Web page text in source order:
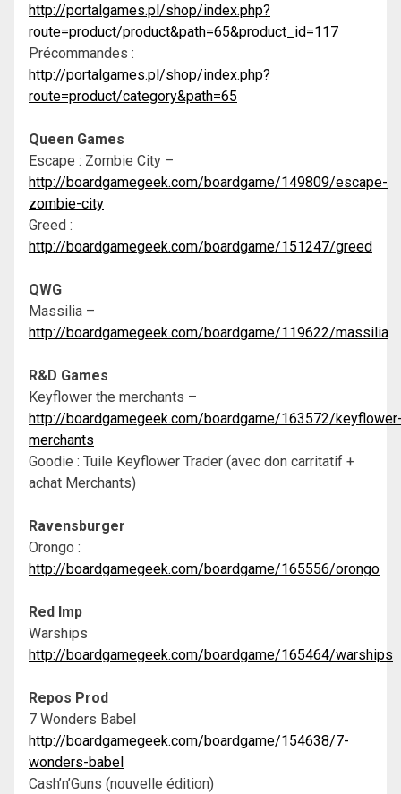
http://portalgames.pl/shop/index.php?
route=product/product&path=65&product_id=117
Précommandes :
http://portalgames.pl/shop/index.php?
route=product/category&path=65
Queen Games
Escape : Zombie City –
http://boardgamegeek.com/boardgame/149809/escape-
zombie-city
Greed :
http://boardgamegeek.com/boardgame/151247/greed
QWG
Massilia –
http://boardgamegeek.com/boardgame/119622/massilia
R&D Games
Keyflower the merchants –
http://boardgamegeek.com/boardgame/163572/
merchants
Goodie : Tuile Keyflower Trader (avec don carritatif +
achat Merchants)
Ravensburger
Orongo :
http://boardgamegeek.com/boardgame/165556/orongo
Red Imp
Warships
http://boardgamegeek.com/boardgame/165464/warships
Repos Prod
7 Wonders Babel
http://boardgamegeek.com/boardgame/154638/7-
wonders-babel
Cash’n’Guns (nouvelle édition)